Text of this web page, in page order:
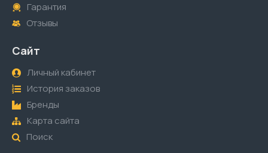
Гарантия
Отзывы
Сайт
Личный кабинет
История заказов
Бренды
Карта сайта
Поиск